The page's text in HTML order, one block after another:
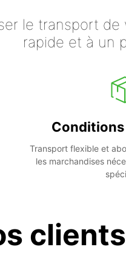
le transport
rapide et à un
Transport flexible et
les marchandises
clients